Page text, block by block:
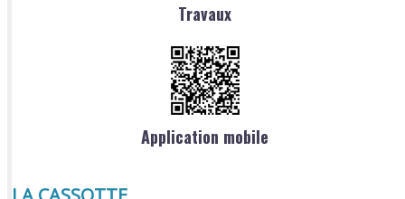
Travaux
Application mobile